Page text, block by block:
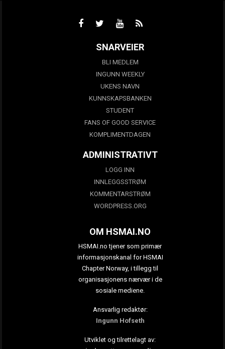
SNARVEIER
BLI MEDLEM
INGUNN WEEKLY
UKENS NAVN
KUNNSKAPSBANKEN
STUDENT
FANS OF GOOD SERVICE
KOMPLIMENTDAGEN
ADMINISTRATIVT
LOGG INN
INNLEGGSSTRØM
KOMMENTARSTRØM
WORDPRESS.ORG
OM HSMAI.NO
HSMAI.no tjener som primær
informasjonskanal for HSMAI
Chapter Norway, i tillegg til
organisasjonens nærvær i de
sosiale mediene.
Ansvarlig redaktør:
Ingunn Hofseth
Utviklet og tilrettelagt av: